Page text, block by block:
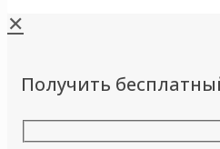
✕
Получить